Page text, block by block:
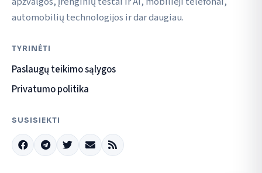
automobilių technologijos ir dar daugiau.
TYRINĖTI
Paslaugų teikimo sąlygos
Privatumo politika
SUSISIEKTI